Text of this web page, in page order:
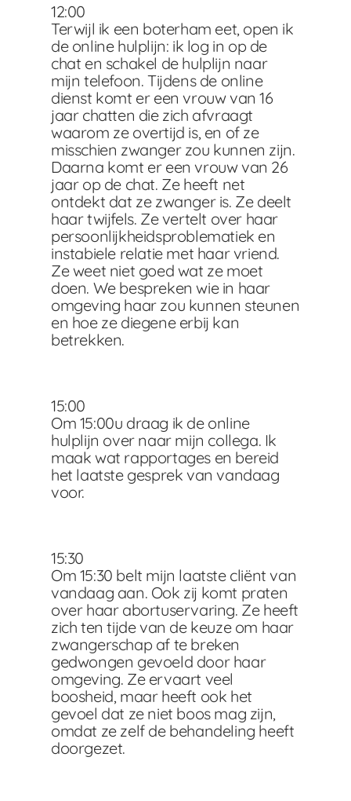
12:00
Terwijl ik een boterham eet, open ik
de online hulplijn: ik log in op de
chat en schakel de hulplijn naar
mijn telefoon. Tijdens de online
dienst komt er een vrouw van 16
jaar chatten die zich afvraagt
waarom ze overtijd is, en of ze
misschien zwanger zou kunnen zijn.
Daarna komt er een vrouw van 26
jaar op de chat. Ze heeft net
ontdekt dat ze zwanger is. Ze deelt
haar twijfels. Ze vertelt over haar
persoonlijkheidsproblematiek en
instabiele relatie met haar vriend.
Ze weet niet goed wat ze moet
doen. We bespreken wie in haar
omgeving haar zou kunnen steunen
en hoe ze diegene erbij kan
betrekken.
15:00
Om 15:00u draag ik de online
hulplijn over naar mijn collega. Ik
maak wat rapportages en bereid
het laatste gesprek van vandaag
voor.
15:30
Om 15:30 belt mijn laatste cliënt van
vandaag aan. Ook zij komt praten
over haar abortuservaring. Ze heeft
zich ten tijde van de keuze om haar
zwangerschap af te breken
gedwongen gevoeld door haar
omgeving. Ze ervaart veel
boosheid, maar heeft ook het
gevoel dat ze niet boos mag zijn,
omdat ze zelf de behandeling heeft
doorgezet.